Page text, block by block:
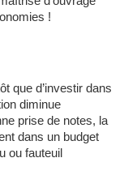
!
que d’investir dans
diminue
prise de notes, la
dans un budget
ou fauteuil